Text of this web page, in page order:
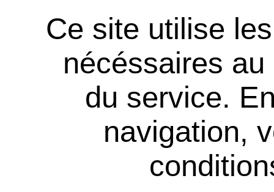
Ce site utilise
nécéssaires
du service.
navigation,